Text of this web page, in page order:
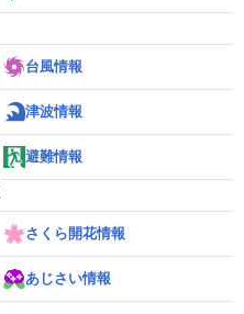
台風情報
津波情報
避難情報
さくら開花情報
あじさい情報